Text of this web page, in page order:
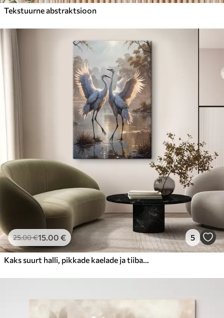
Tekstuurne abstraktsioon
25.00€15.00 € 5
Kaks suurt halli, pikkade kaelade ja tiibadega kraanat, mis seisavad puudest ümbritsetud udujärves